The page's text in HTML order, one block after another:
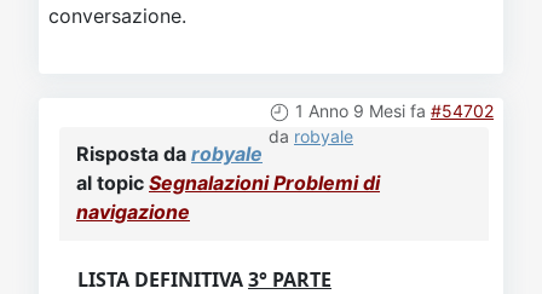
conversazione.
1 Anno 9 Mesi fa #54702
da robyale
Risposta da robyale
al topic Segnalazioni Problemi di
navigazione
LISTA DEFINITIVA3° PARTE